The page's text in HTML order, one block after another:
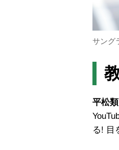
サング
平松
る! 目